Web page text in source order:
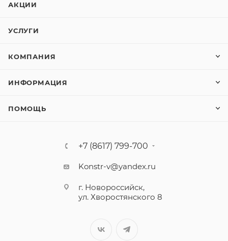
АКЦИИ
УСЛУГИ
КОМПАНИЯ
ИНФОРМАЦИЯ
ПОМОЩЬ
+7 (8617) 799-700
Konstr-v@yandex.ru
г. Новороссийск,
ул. Хворостянского 8